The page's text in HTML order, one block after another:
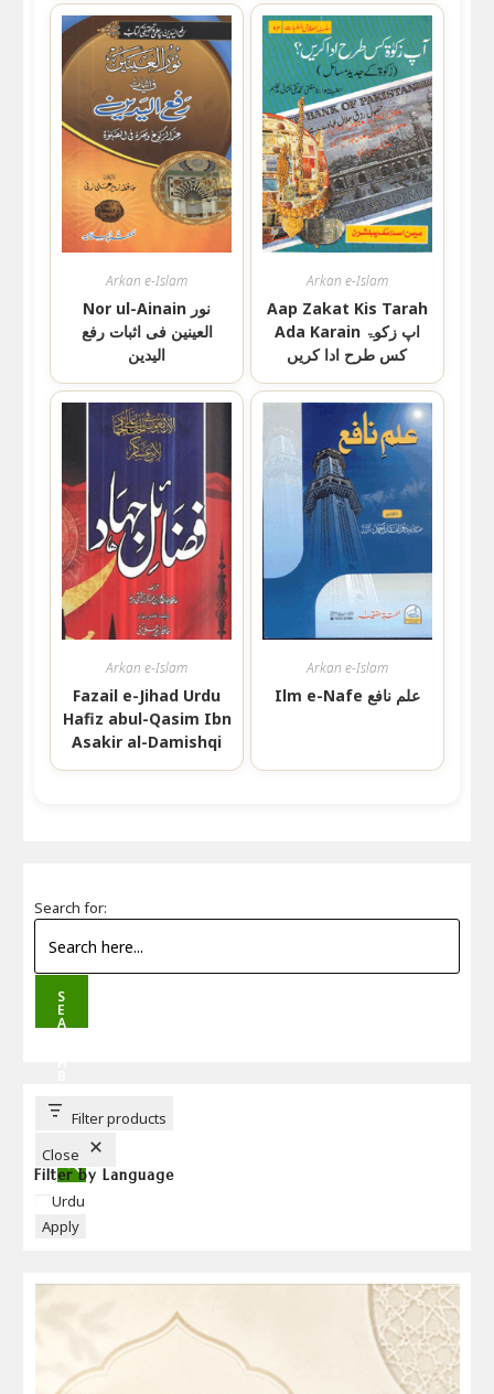
Arkan e-Islam
Nor ul-Ainain نور
العینین فی اثبات رفع
الیدین
Arkan e-Islam
Aap Zakat Kis Tarah
Ada Karain اپ زکوۃ
کس طرح ادا کریں
Arkan e-Islam
Fazail e-Jihad Urdu
Hafiz abul-Qasim Ibn
Asakir al-Damishqi
Arkan e-Islam
Ilm e-Nafe علم نافع
Search for:
S
E
A
T
T
Filter products
Close
Filter by Language
Language
Urdu
Apply